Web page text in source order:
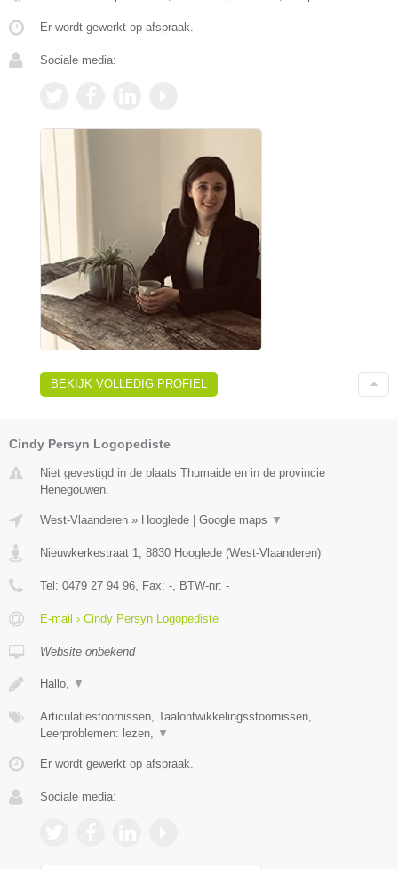
Er wordt gewerkt op afspraak.
Sociale media:
BEKIJK VOLLEDIG PROFIEL
Cindy Persyn Logopediste
Niet gevestigd in de plaats Thumaide en in de provincie
Henegouwen.
West-Vlaanderen » Hooglede Google maps ▼
Nieuwkerkestraat 1 8830 Hooglede (West-Vlaanderen)
Tel: 0479 27 94 96 , Fax: - , BTW-nr: -
E-mail › Cindy Persyn Logopediste
Website onbekend
Hallo, ▼
Articulatiestoornissen, Taalontwikkelingsstoornissen,
Leerproblemen: lezen,
▼
Er wordt gewerkt op afspraak.
Sociale media: